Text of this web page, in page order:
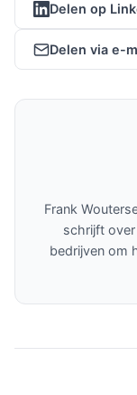
Delen op
Delen via e-
Frank
schrijft over
bedrijven om